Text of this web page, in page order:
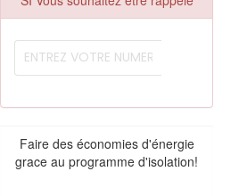
Faire des économies d'énergie
grace au programme d'isolation!